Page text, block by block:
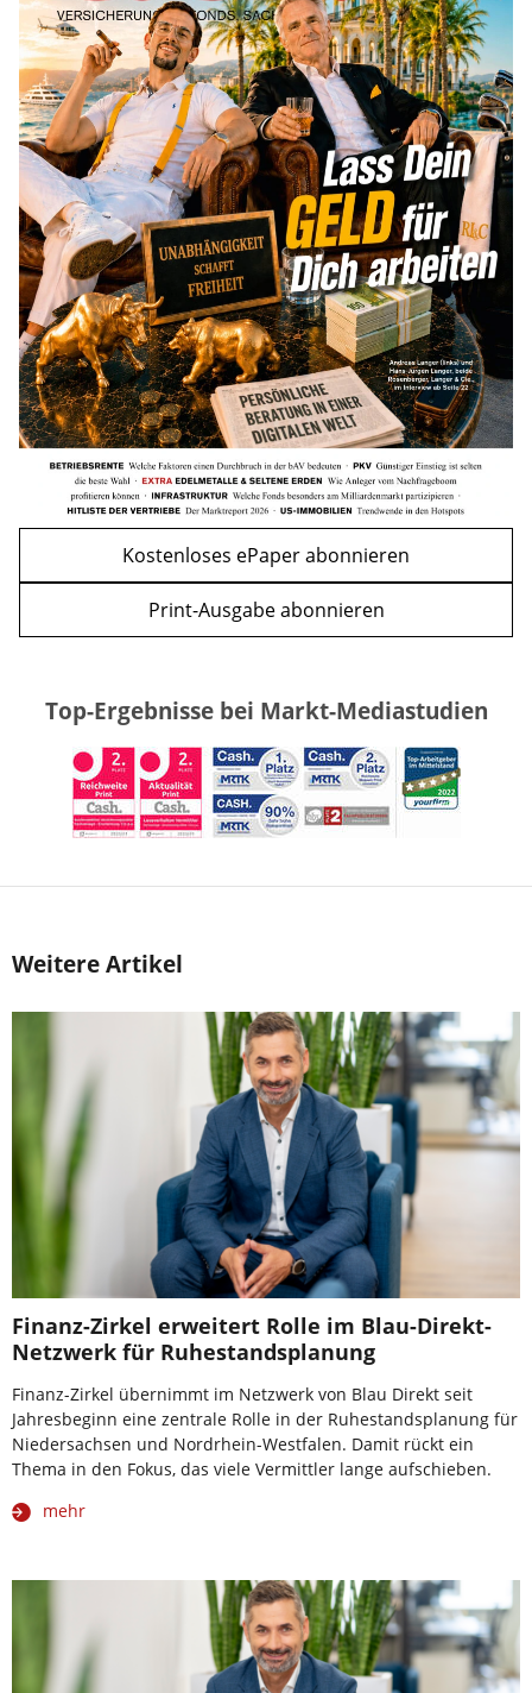
WEITERE ARTIKEL
zurückweiter
Goldpreis erreicht Sieben-Wochen-
Hoch nach schwachen US-Jobdaten
mehr
US-Kryptogesetz auf der Kippe:
Drei Streitpunkte bremsen den CLARITY
Act
mehr
Kostenloses ePaper abonnieren
Print-Ausgabe abonnieren
Top-Ergebnisse bei Markt-Mediastudien
Weitere Artikel
Finanz-Zirkel erweitert Rolle im Blau-Direkt-
Netzwerk für Ruhestandsplanung
Finanz-Zirkel übernimmt im Netzwerk von Blau Direkt seit
Jahresbeginn eine zentrale Rolle in der Ruhestandsplanung für
Niedersachsen und Nordrhein-Westfalen. Damit rückt ein
Thema in den Fokus, das viele Vermittler lange aufschieben.
mehr